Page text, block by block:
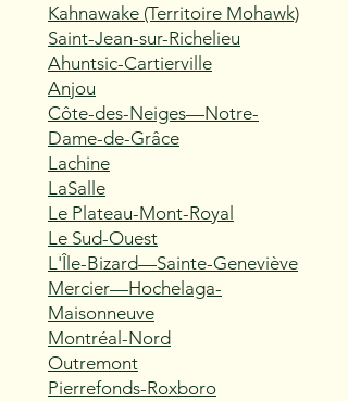
Kahnawake (Territoire Mohawk)
Saint-Jean-sur-Richelieu
Ahuntsic-Cartierville
Anjou
Côte-des-Neiges—Notre-
Dame-de-Grâce
Lachine
LaSalle
Le Plateau-Mont-Royal
Le Sud-Ouest
L'Île-Bizard—Sainte-Geneviève
Mercier—Hochelaga-
Maisonneuve
Montréal-Nord
Outremont
Pierrefonds-Roxboro